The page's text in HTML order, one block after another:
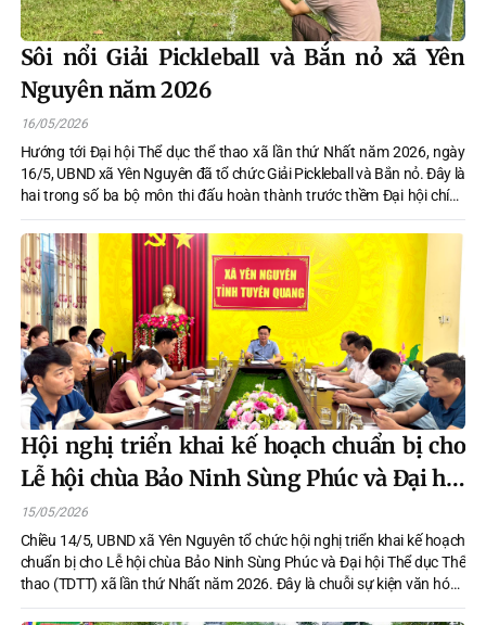
Sôi nổi Giải Pickleball và Bắn nỏ xã Yên
Nguyên năm 2026
16/05/2026
Hướng tới Đại hội Thể dục thể thao xã lần thứ Nhất năm 2026, ngày
16/5, UBND xã Yên Nguyên đã tổ chức Giải Pickleball và Bắn nỏ. Đây là
hai trong số ba bộ môn thi đấu hoàn thành trước thềm Đại hội chính
thức.
Hội nghị triển khai kế hoạch chuẩn bị cho
Lễ hội chùa Bảo Ninh Sùng Phúc và Đại hội
Thể dục Thể thao (TDTT) xã lần thứ Nhất
năm 2026.
15/05/2026
Chiều 14/5, UBND xã Yên Nguyên tổ chức hội nghị triển khai kế hoạch
chuẩn bị cho Lễ hội chùa Bảo Ninh Sùng Phúc và Đại hội Thể dục Thể
thao (TDTT) xã lần thứ Nhất năm 2026. Đây là chuỗi sự kiện văn hóa -
thể thao trọng điểm, góp phần quảng bá hình ảnh địa phương và nâng